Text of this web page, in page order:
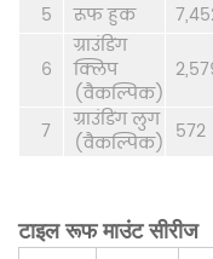
5
रूफ हुक
6
ग्राउंडिंग
क्लिप
(वैकल्पिक)
7
ग्राउंडिंग लुग
(वैकल्पिक) 572
टाइल रूफ माउंट सीरीज